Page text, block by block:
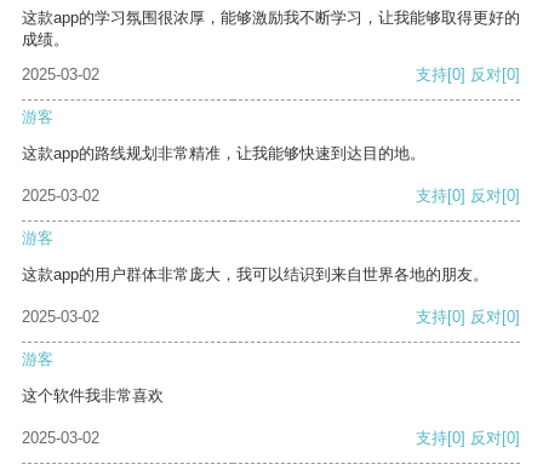
这款app的学习氛围很浓厚，能够激励我不断学习，让我能够取得更好的
成绩。
2025-03-02
支持[0] 反对[0]
游客
这款app的路线规划非常精准，让我能够快速到达目的地。
2025-03-02 支持[0] 反对[0]
游客
这款app的用户群体非常庞大，我可以结识到来自世界各地的朋友。
2025-03-02 支持[0] 反对[0]
游客
这个软件我非常喜欢
2025-03-02 支持[0] 反对[0]